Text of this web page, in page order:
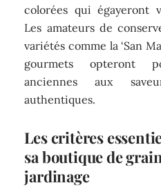
colorées qui égayeront
Les amateurs de
variétés comme la ‘San
gourmets opteront
anciennes aux
authentiques.
Les critères
sa boutique de
jardinage